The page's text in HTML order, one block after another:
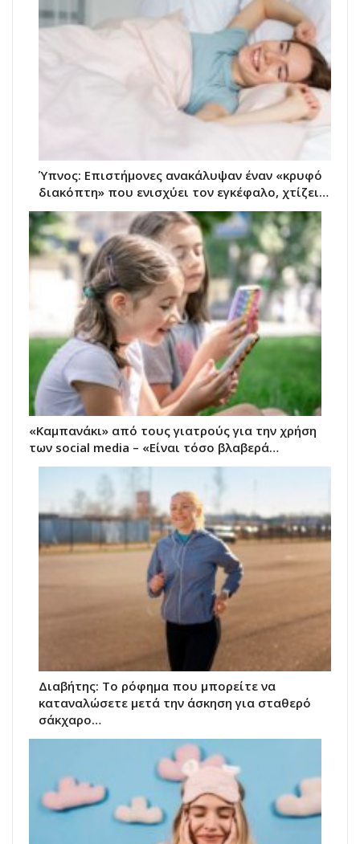
Ύπνος: Επιστήμονες ανακάλυψαν έναν «κρυφό
διακόπτη» που ενισχύει τον εγκέφαλο, χτίζει…
«Καμπανάκι» από τους γιατρούς για την χρήση
των social media – «Είναι τόσο βλαβερά…
Διαβήτης: Το ρόφημα που μπορείτε να
καταναλώσετε μετά την άσκηση για σταθερό
σάκχαρο…